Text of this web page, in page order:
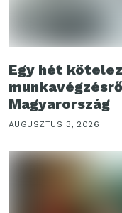
Egy hét
Magyarország
AUGUSZTUS 3, 2026